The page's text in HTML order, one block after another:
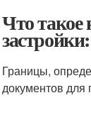
Что такое
Границы,
документов для